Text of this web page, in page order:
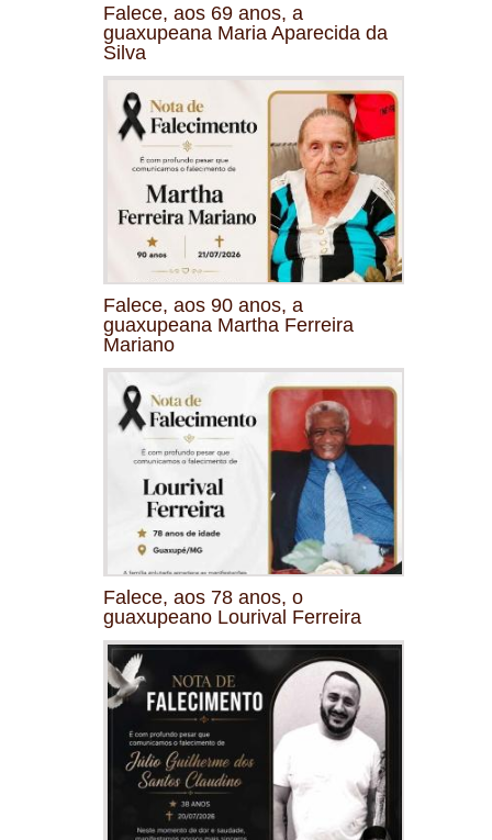
Falece, aos 69 anos, a
guaxupeana Maria Aparecida da
Silva
Falece, aos 90 anos, a
guaxupeana Martha Ferreira
Mariano
Falece, aos 78 anos, o
guaxupeano Lourival Ferreira